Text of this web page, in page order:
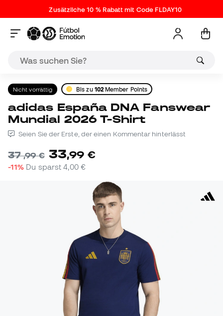
Zusätzliche 10 % Rabatt mit Code FLDAY10
Nicht vorrättig Bis zu 102Member Points
adidas España DNA Fanswear
Mundial 2026 T-Shirt
Seien Sie der Erste, der einen Kommentar hinterlässt
37,99 € 33,99 €
-11% Du sparst4,00 €